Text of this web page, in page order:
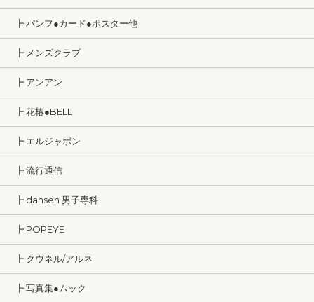
┣ パンフ●カード●ポスター他
┣ メンズクラブ
┣ アンアン
┣ 花椿●BELL
┣ エルジャポン
┣ 流行通信
┣ dansen 男子専科
┣ POPEYE
┣ クウネル/アルネ
┣ 写真集●ムック